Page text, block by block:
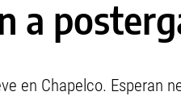
a
en Chapelco. Esperan